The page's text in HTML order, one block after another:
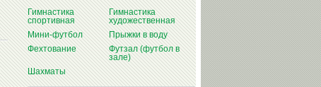
Гимнастика
спортивная
Гимнастика
художественная
Мини-футбол
Прыжки в воду
Фехтование
Футзал (футбол в
зале)
Шахматы